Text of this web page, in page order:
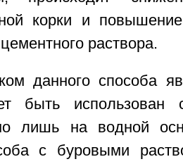
корки и
раствора.
данного способа
быть
лишь на водной
с буровыми